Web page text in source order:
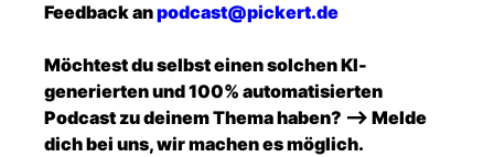
Feedback anpodcast@pickert.de
Möchtest du selbst einen solchen KI-
generierten und 100% automatisierten
Podcast zu deinem Thema haben? --> Melde
dich bei uns, wir machen es möglich.